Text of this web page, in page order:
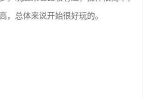
，总体来说开始很好玩的。